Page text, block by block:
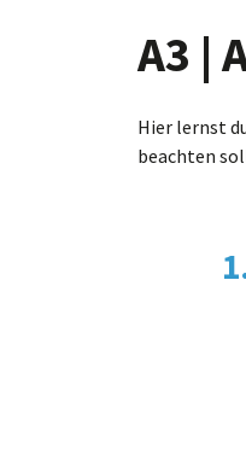
A3 |
Hier lernst
beachten